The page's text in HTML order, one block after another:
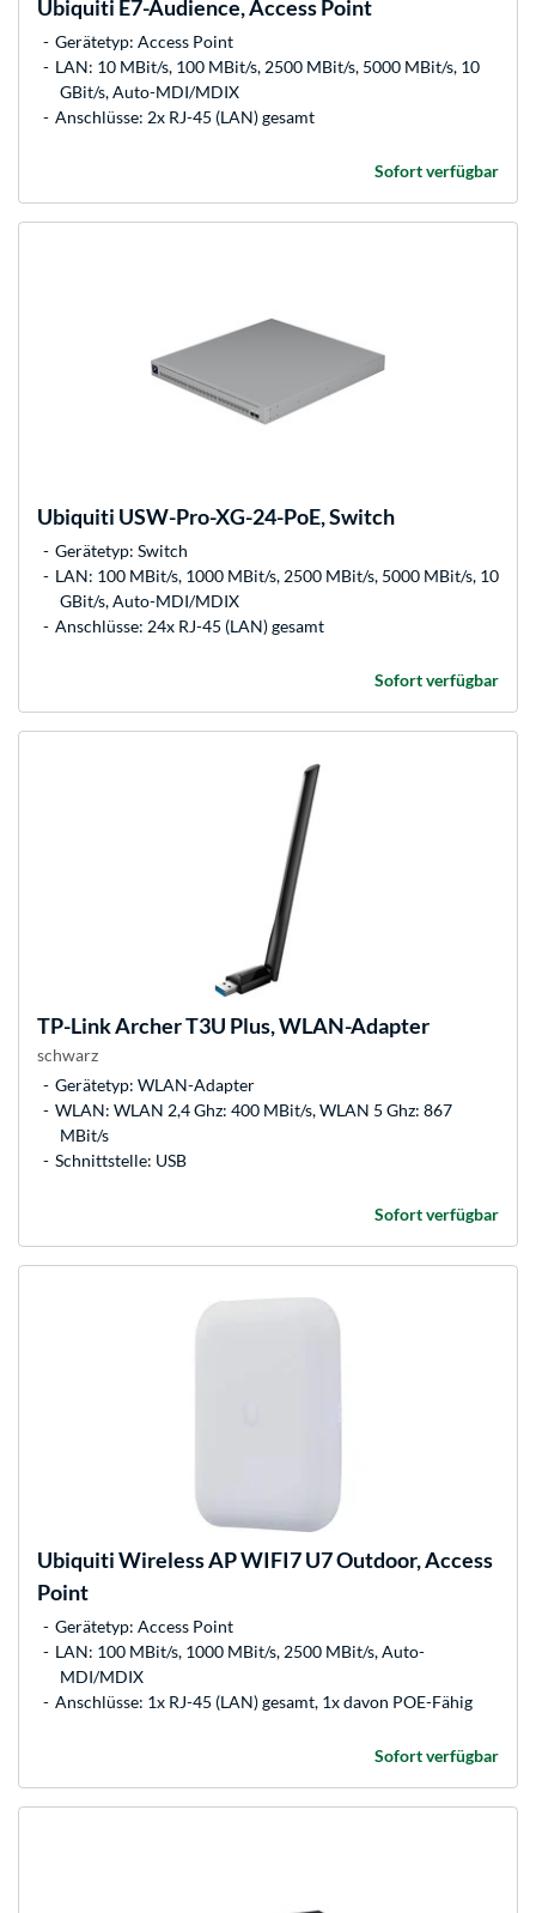
Ubiquiti E7-Audience, Access Point
Gerätetyp: Access Point
LAN: 10 MBit/s, 100 MBit/s, 2500 MBit/s, 5000 MBit/s, 10
GBit/s, Auto-MDI/MDIX
Anschlüsse: 2x RJ-45 (LAN) gesamt
Sofort verfügbar
Ubiquiti USW-Pro-XG-24-PoE, Switch
Gerätetyp: Switch
LAN: 100 MBit/s, 1000 MBit/s, 2500 MBit/s, 5000 MBit/s, 10
GBit/s, Auto-MDI/MDIX
Anschlüsse: 24x RJ-45 (LAN) gesamt
Sofort verfügbar
TP-LinkArcher T3U Plus, WLAN-Adapter
schwarz
Gerätetyp: WLAN-Adapter
WLAN: WLAN 2,4 Ghz: 400 MBit/s, WLAN 5 Ghz: 867
MBit/s
Schnittstelle: USB
Sofort verfügbar
UbiquitiWireless AP WIFI7 U7 Outdoor, Access
Point
Gerätetyp: Access Point
LAN: 100 MBit/s, 1000 MBit/s, 2500 MBit/s, Auto-
MDI/MDIX
Anschlüsse: 1x RJ-45 (LAN) gesamt, 1x davon POE-Fähig
Sofort verfügbar